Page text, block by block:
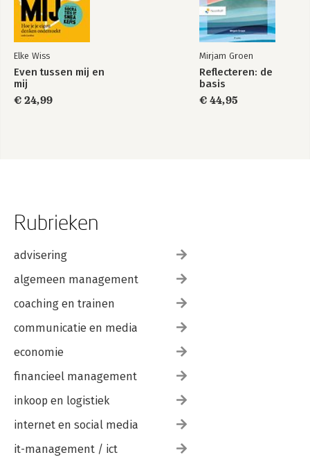
Elke Wiss
Even tussen mij en
mij
€ 24,99
Mirjam Groen
Reflecteren: de
basis
€ 44,95
Rubrieken
advisering
algemeen management
coaching en trainen
communicatie en media
economie
financieel management
inkoop en logistiek
internet en social media
it-management / ict